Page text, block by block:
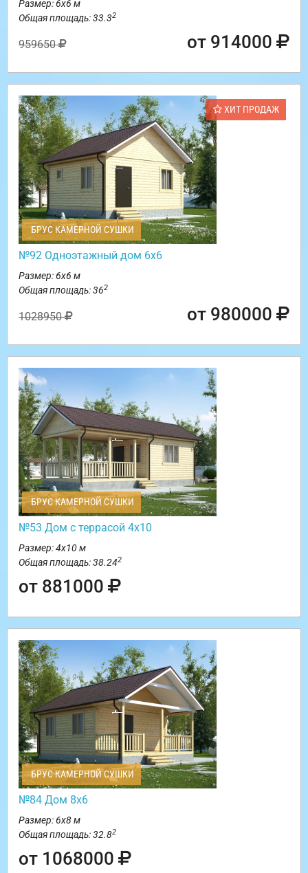
Размер: 6х6 м
Общая площадь: 33.32
959650 от 914000
ХИТ ПРОДАЖ
БРУС КАМЕРНОЙ СУШКИ
№92 Одноэтажный дом 6х6
Размер: 6х6 м
Общая площадь: 362
1028950 от 980000
БРУС КАМЕРНОЙ СУШКИ
№53 Дом с террасой 4х10
Размер: 4х10 м
Общая площадь: 38.242
от 881000
БРУС КАМЕРНОЙ СУШКИ
№84 Дом 8х6
Размер: 6х8 м
Общая площадь: 32.82
от 1068000